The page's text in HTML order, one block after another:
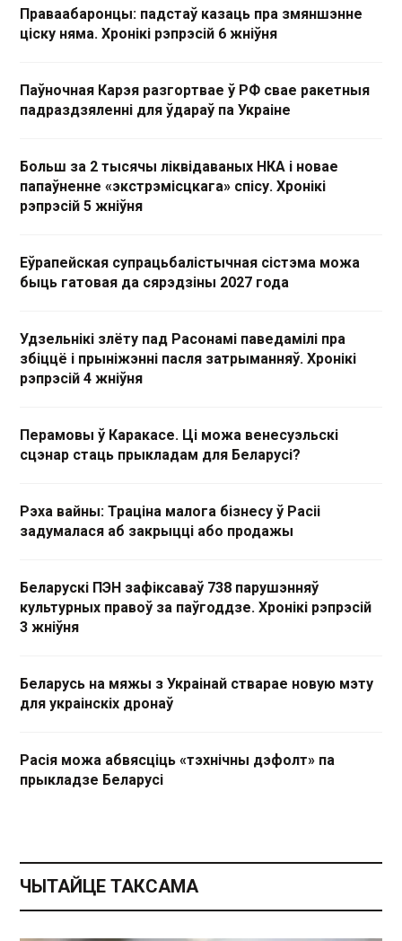
Праваабаронцы: падстаў казаць пра змяншэнне
ціску няма. Хронікі рэпрэсій 6 жніўня
Паўночная Карэя разгортвае ў РФ свае ракетныя
падраздзяленні для ўдараў па Украіне
Больш за 2 тысячы ліквідаваных НКА і новае
папаўненне «экстрэмісцкага» спісу. Хронікі
рэпрэсій 5 жніўня
Еўрапейская супрацьбалістычная сістэма можа
быць гатовая да сярэдзіны 2027 года
Удзельнікі злёту пад Расонамі паведамілі пра
збіццё і прыніжэнні пасля затрыманняў. Хронікі
рэпрэсій 4 жніўня
Перамовы ў Каракасе. Ці можа венесуэльскі
сцэнар стаць прыкладам для Беларусі?
Рэха вайны: Траціна малога бізнесу ў Расіі
задумалася аб закрыцці або продажы
Беларускі ПЭН зафіксаваў 738 парушэнняў
культурных правоў за паўгоддзе. Хронікі рэпрэсій
3 жніўня
Беларусь на мяжы з Украінай стварае новую мэту
для украінскіх дронаў
Расія можа абвясціць «тэхнічны дэфолт» па
прыкладзе Беларусі
ЧЫТАЙЦЕ ТАКСАМА